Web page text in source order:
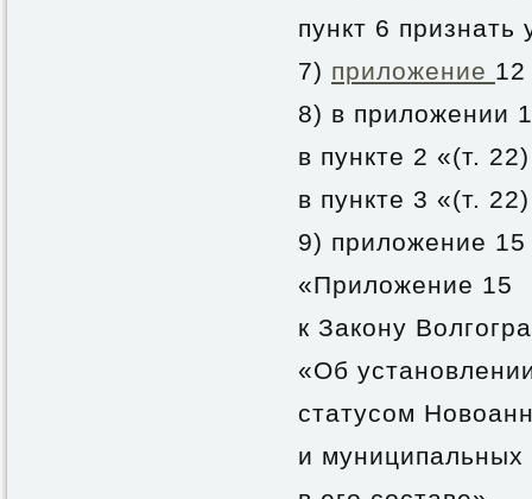
пункт 6
7) приложение 12
8) в приложении
в пункте 2 «(т.
в пункте 3 «(т.
9) приложение
«Приложение 15
к Закону
«Об
статусом
и муниципальных